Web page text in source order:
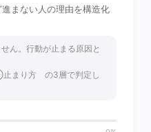
まない人の理由を構造化
ん。行動が止まる原因と
り方 の3層で判定し